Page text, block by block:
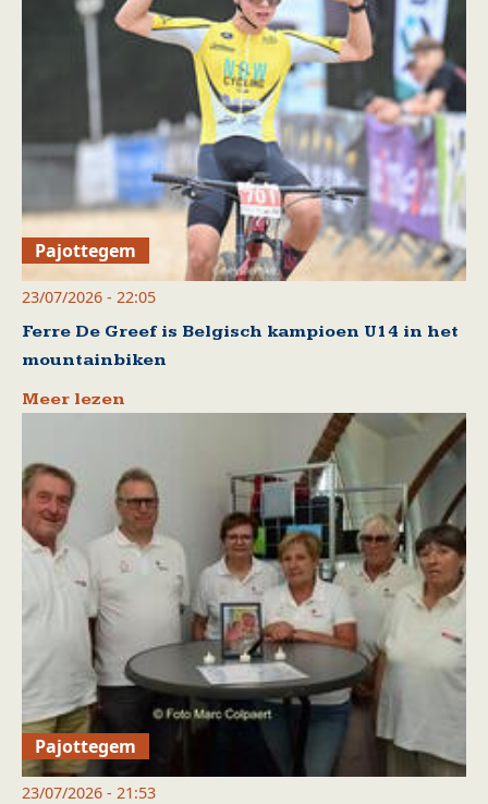
Pajottegem
23/07/2026 - 22:05
Ferre De Greef is Belgisch kampioen U14 in het
mountainbiken
Meer lezen
Pajottegem
23/07/2026 - 21:53